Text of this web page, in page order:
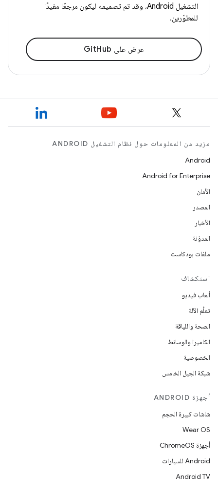
التشغيل Android، وقد تم تصميمه ليكون مرجعًا مفيدًا
للمطوّرين.
عرض على GitHub
مزيد من المعلومات حول نظام التشغيل ANDROID
Android
Android for Enterprise
الأمان
المصدر
الأخبار
المدوّنة
ملفات بودكاست
استكشاف
ألعاب فيديو
تعلُم الآلة
الصحة واللياقة
الكاميرا والوسائط
الخصوصية
شبكة الجيل الخامس
أجهزة ANDROID
شاشات كبيرة الحجم
Wear OS
أجهزة ChromeOS
Android للسيارات
Android TV